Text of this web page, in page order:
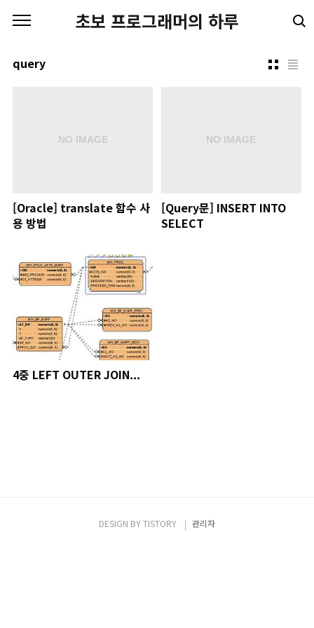
초보 프로그래머의 하루
query
[Oracle] translate 함수 사
용 방법
[Query문] INSERT INTO
SELECT
4중 LEFT OUTER JOIN...
DESIGN BYTISTORY 관리자